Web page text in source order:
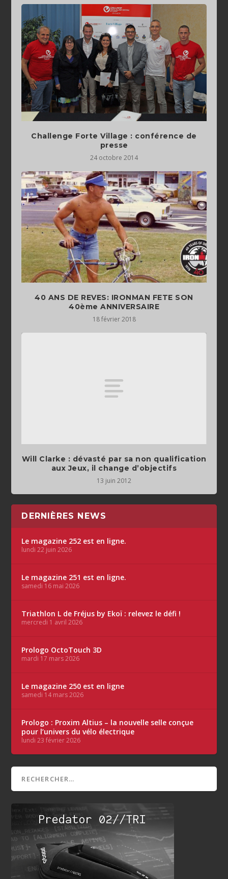
Challenge Forte Village : conférence de
presse
24 octobre 2014
40 ANS DE REVES: IRONMAN FETE SON
40ème ANNIVERSAIRE
18 février 2018
Will Clarke : dévasté par sa non qualification
aux Jeux, il change d’objectifs
13 juin 2012
DERNIÈRES NEWS
Le magazine 252 est en ligne.
lundi 22 juin 2026
Le magazine 251 est en ligne.
samedi 16 mai 2026
Triathlon L de Fréjus by Ekoï : relevez le défi !
mercredi 1 avril 2026
Prologo OctoTouch 3D
mardi 17 mars 2026
Le magazine 250 est en ligne
samedi 14 mars 2026
Prologo : Proxim Altius – la nouvelle selle conçue
pour l’univers du vélo électrique
lundi 23 février 2026